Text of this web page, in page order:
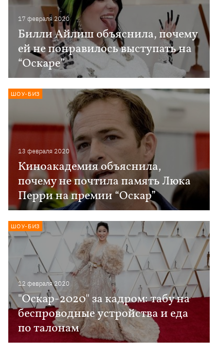
17 февраля 2020
Билли Айлиш объяснила, почему
ей не понравилось выступать на
“Оскаре”
13 февраля 2020
Киноакадемия объяснила,
почему не почтила память Люка
Перри на премии “Оскар”
ШОУ-БИЗ
12 февраля 2020
"Оскар-2020" за кадром: табу на
беспроводные устройства и еда
по талонам
ШОУ-БИЗ